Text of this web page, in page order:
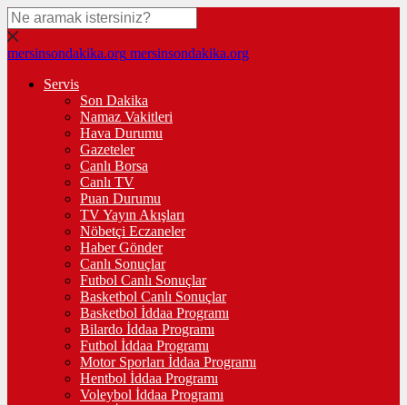
mersinsondakika.org mersinsondakika.org
Servis
Son Dakika
Namaz Vakitleri
Hava Durumu
Gazeteler
Canlı Borsa
Canlı TV
Puan Durumu
TV Yayın Akışları
Nöbetçi Eczaneler
Haber Gönder
Canlı Sonuçlar
Futbol Canlı Sonuçlar
Basketbol Canlı Sonuçlar
Basketbol İddaa Programı
Bilardo İddaa Programı
Futbol İddaa Programı
Motor Sporları İddaa Programı
Hentbol İddaa Programı
Voleybol İddaa Programı